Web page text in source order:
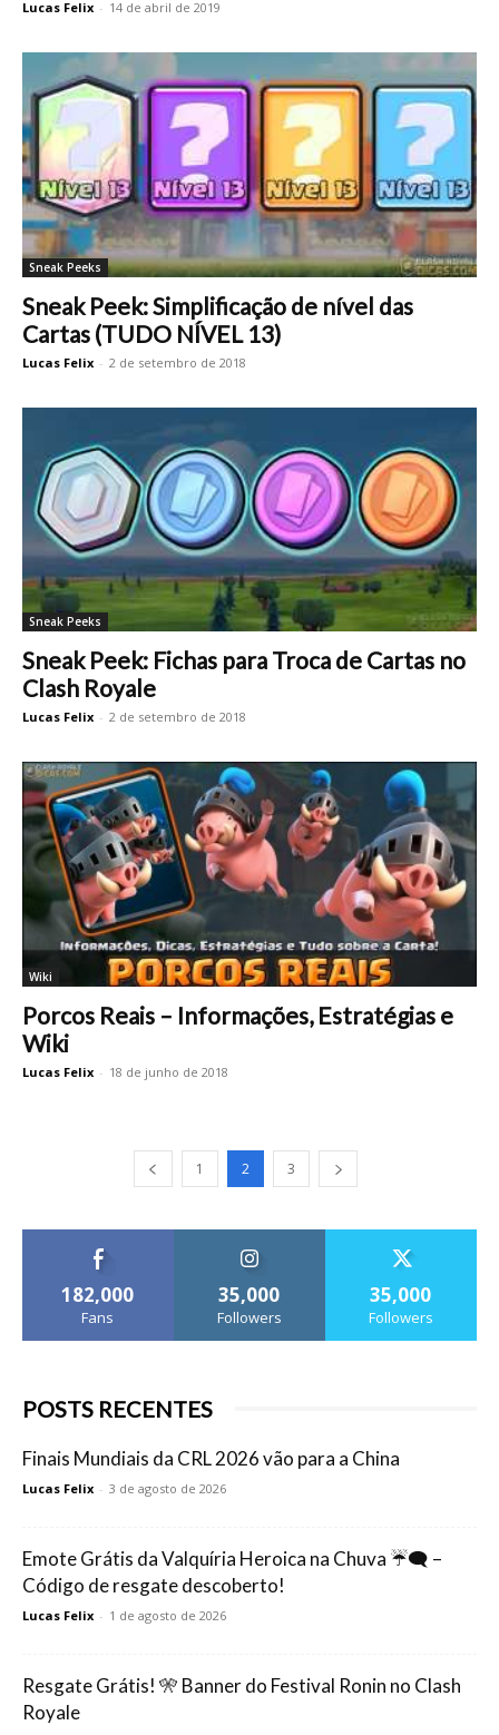
Lucas Felix - 14 de abril de 2019
Sneak Peeks
Sneak Peek: Simplificação de nível das
Cartas (TUDO NÍVEL 13)
Lucas Felix - 2 de setembro de 2018
Sneak Peeks
Sneak Peek: Fichas para Troca de Cartas no
Clash Royale
Lucas Felix - 2 de setembro de 2018
Wiki
Porcos Reais – Informações, Estratégias e
Wiki
Lucas Felix - 18 de junho de 2018
1 2 3
182,000
Fans
35,000
Followers
35,000
Followers
POSTS RECENTES
Finais Mundiais da CRL 2026 vão para a China
Lucas Felix - 3 de agosto de 2026
Emote Grátis da Valquíria Heroica na Chuva ☔🗨️ –
Código de resgate descoberto!
Lucas Felix - 1 de agosto de 2026
Resgate Grátis! 🎌 Banner do Festival Ronin no Clash
Royale